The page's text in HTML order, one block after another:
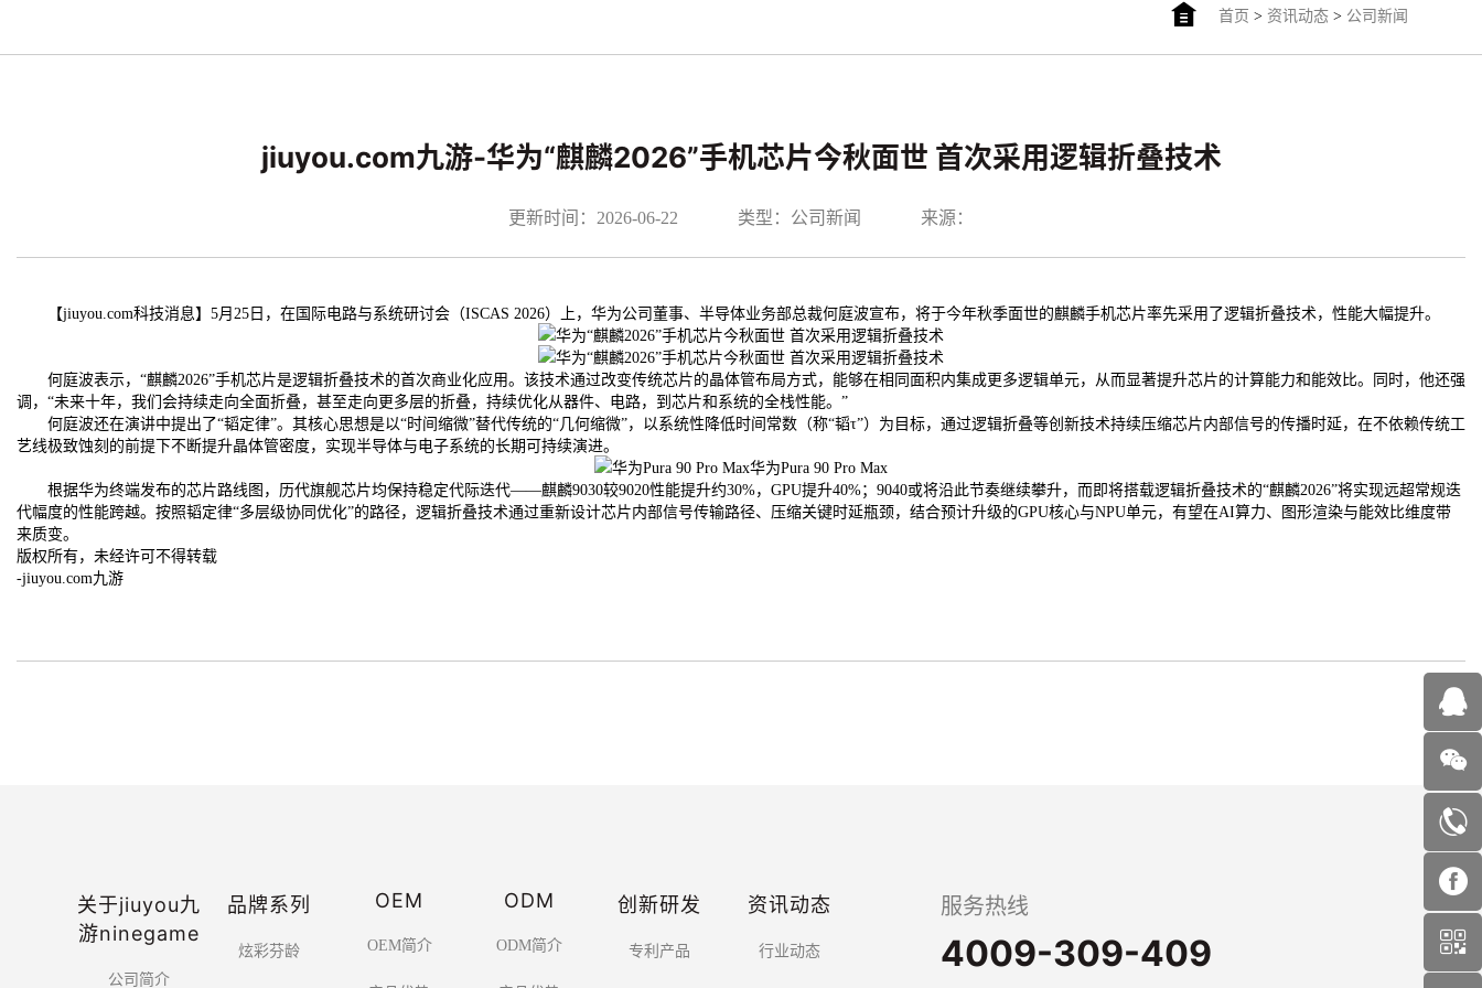
首页 > 资讯动态> 公司新闻
jiuyou.com九游-华为“麒麟2026”手机芯片今秋面世 首次采用逻辑折叠技术
更新时间：2026-06-22 类型：公司新闻 来源：
【jiuyou.com科技消息】5月25日，在国际电路与系统研讨会（ISCAS 2026）上，华为公司董事、半导体业务部总裁何庭波宣布，将于今年秋季面世的麒麟手机芯片率先采用了逻辑折叠技术，性能大幅提升。
何庭波表示，“麒麟2026”手机芯片是逻辑折叠技术的首次商业化应用。该技术通过改变传统芯片的晶体管布局方式，能够在相同面积内集成更多逻辑单元，从而显著提升芯片的计算能力和能效比。同时，他还强
调，“未来十年，我们会持续走向全面折叠，甚至走向更多层的折叠，持续优化从器件、电路，到芯片和系统的全栈性能。”
何庭波还在演讲中提出了“韬定律”。其核心思想是以“时间缩微”替代传统的“几何缩微”，以系统性降低时间常数（称“韬τ”）为目标，通过逻辑折叠等创新技术持续压缩芯片内部信号的传播时延，在不依赖传统工
艺线极致蚀刻的前提下不断提升晶体管密度，实现半导体与电子系统的长期可持续演进。
华为Pura 90 Pro Max
根据华为终端发布的芯片路线图，历代旗舰芯片均保持稳定代际迭代——麒麟9030较9020性能提升约30%，GPU提升40%；9040或将沿此节奏继续攀升，而即将搭载逻辑折叠技术的“麒麟2026”将实现远超常规迭
代幅度的性能跨越。按照韬定律“多层级协同优化”的路径，逻辑折叠技术通过重新设计芯片内部信号传输路径、压缩关键时延瓶颈，结合预计升级的GPU核心与NPU单元，有望在AI算力、图形渲染与能效比维度带
来质变。
版权所有，未经许可不得转载
-jiuyou.com九游
关于jiuyou九
游ninegame
公司简介
品牌系列
炫彩芬龄
OEM
OEM简介
ODM
ODM简介
创新研发
专利产品
资讯动态
行业动态
服务热线
4009-309-409